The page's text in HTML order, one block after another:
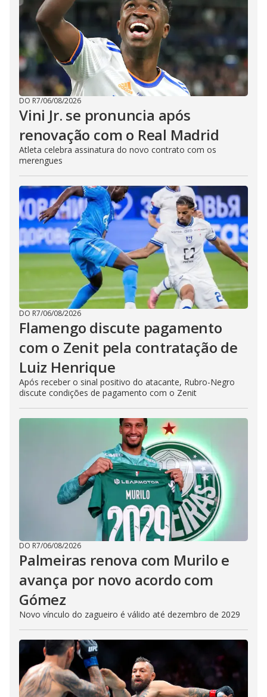
DO R7/06/08/2026
Vini Jr. se pronuncia após
renovação com o Real Madrid
Atleta celebra assinatura do novo contrato com os
merengues
DO R7/06/08/2026
Flamengo discute pagamento
com o Zenit pela contratação de
Luiz Henrique
Após receber o sinal positivo do atacante, Rubro-Negro
discute condições de pagamento com o Zenit
DO R7/06/08/2026
Palmeiras renova com Murilo e
avança por novo acordo com
Gómez
Novo vínculo do zagueiro é válido até dezembro de 2029